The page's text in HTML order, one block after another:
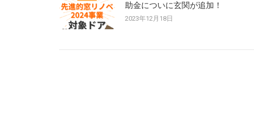
助金についに玄関が追加！
2023年12月18日